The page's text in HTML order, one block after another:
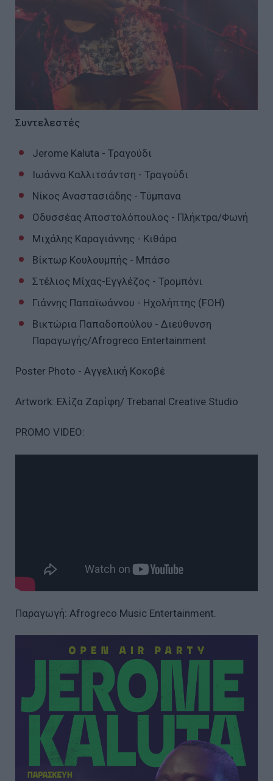
Συντελεστές
Jerome Kaluta - Τραγούδι
Ιωάννα Καλλιτσάντση - Τραγούδι
Νίκος Αναστασιάδης - Τύμπανα
Οδυσσέας Αποστολόπουλος - Πλήκτρα/Φωνή
Μιχάλης Καραγιάννης - Κιθάρα
Βίκτωρ Κουλουμπής - Μπάσο
Στέλιος Μίχας-Εγγλέζος - Τρομπόνι
Γιάννης Παπαϊωάννου - Ηχολήπτης (FOH)
Βικτώρια Παπαδοπούλου - Διεύθυνση
Παραγωγής/Afrogreco Entertainment
Poster Photo - Αγγελική Κοκοβέ
Artwork: Ελίζα Ζαρίφη/ Trebanal Creative Studio
PROMO VIDEO:
Παραγωγή: Afrogreco Music Entertainment.